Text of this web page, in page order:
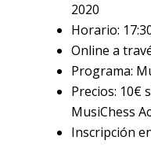
2020
Horario:
Online a
Programa:
Precios: 10€
MusiChess
Inscripción